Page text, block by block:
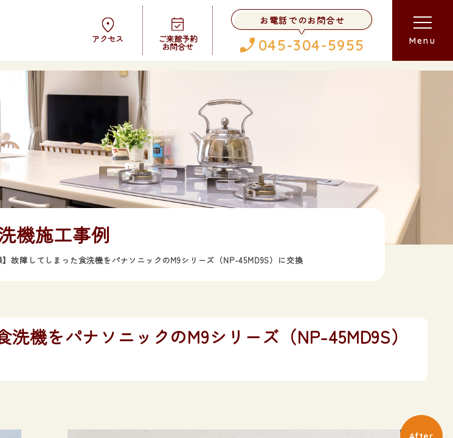
アクセス ご来館予約
お問合せ
お電話でのお問合せ
045-304-5955 Menu
機施工事例
】故障してしまった食洗機をパナソニックのM9シリーズ（NP-45MD9S）に交換
機をパナソニックのM9シリーズ（NP-45MD9S）